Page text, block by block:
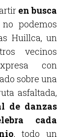
en busca
podemos
Huillca, un
vecinos
con
sobre una
asfaltada,
de danzas
cada
, todo un